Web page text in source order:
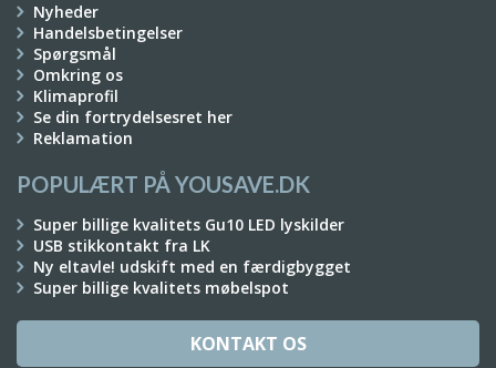
Nyheder
Handelsbetingelser
Spørgsmål
Omkring os
Klimaprofil
Se din fortrydelsesret her
Reklamation
POPULÆRT PÅ YOUSAVE.DK
Super billige kvalitets Gu10 LED lyskilder
USB stikkontakt fra LK
Ny eltavle! udskift med en færdigbygget
Super billige kvalitets møbelspot
KONTAKT OS